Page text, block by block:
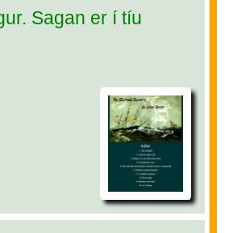
Sagan er í tíu